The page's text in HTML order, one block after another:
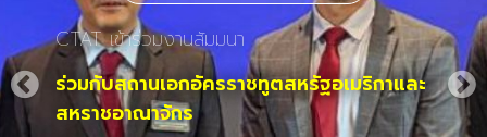
CTAT เข้าร่วมงานสัมมนา
ร่วมกับสถานเอกอัครราชทูตสหรัฐอเมริกาและ
สหราชอาณาจักร